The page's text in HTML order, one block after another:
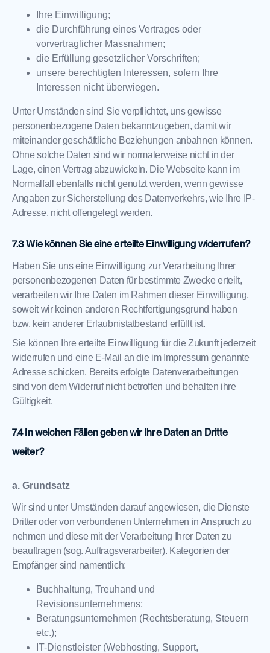
Ihre Einwilligung;
die Durchführung eines Vertrages oder
vorvertraglicher Massnahmen;
die Erfüllung gesetzlicher Vorschriften;
unsere berechtigten Interessen, sofern Ihre
Interessen nicht überwiegen.
Unter Umständen sind Sie verpflichtet, uns gewisse
personenbezogene Daten bekanntzugeben, damit wir
miteinander geschäftliche Beziehungen anbahnen können.
Ohne solche Daten sind wir normalerweise nicht in der
Lage, einen Vertrag abzuwickeln. Die Webseite kann im
Normalfall ebenfalls nicht genutzt werden, wenn gewisse
Angaben zur Sicherstellung des Datenverkehrs, wie Ihre IP-
Adresse, nicht offengelegt werden.
Wie können Sie eine erteilte Einwilligung widerrufen?
Haben Sie uns eine Einwilligung zur Verarbeitung Ihrer
personenbezogenen Daten für bestimmte Zwecke erteilt,
verarbeiten wir Ihre Daten im Rahmen dieser Einwilligung,
soweit wir keinen anderen Rechtfertigungsgrund haben
bzw. kein anderer Erlaubnistatbestand erfüllt ist.
Sie können Ihre erteilte Einwilligung für die Zukunft jederzeit
widerrufen und eine E-Mail an die im Impressum genannte
Adresse schicken. Bereits erfolgte Datenverarbeitungen
sind von dem Widerruf nicht betroffen und behalten ihre
Gültigkeit.
In welchen Fällen geben wir Ihre Daten an Dritte
weiter?
a. Grundsatz
Wir sind unter Umständen darauf angewiesen, die Dienste
Dritter oder von verbundenen Unternehmen in Anspruch zu
nehmen und diese mit der Verarbeitung Ihrer Daten zu
beauftragen (sog. Auftragsverarbeiter). Kategorien der
Empfänger sind namentlich:
Buchhaltung, Treuhand und
Revisionsunternehmens;
Beratungsunternehmen (Rechtsberatung, Steuern
etc.);
IT-Dienstleister (Webhosting, Support,